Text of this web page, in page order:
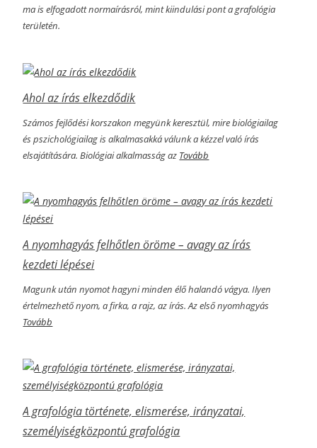
ma is elfogadott normaírásról, mint kiindulási pont a grafológia
területén.
Ahol az írás elkezdődik
Számos fejlődési korszakon megyünk keresztül, mire biológiailag
és pszichológiailag is alkalmasakká válunk a kézzel való írás
elsajátítására. Biológiai alkalmasság az Tovább
A nyomhagyás felhőtlen öröme­­ – avagy az írás
kezdeti lépései
Magunk után nyomot hagyni minden élő halandó vágya. Ilyen
értelmezhető nyom, a firka, a rajz, az írás. Az első nyomhagyás
Tovább
A grafológia története, elismerése, irányzatai,
személyiségközpontú grafológia